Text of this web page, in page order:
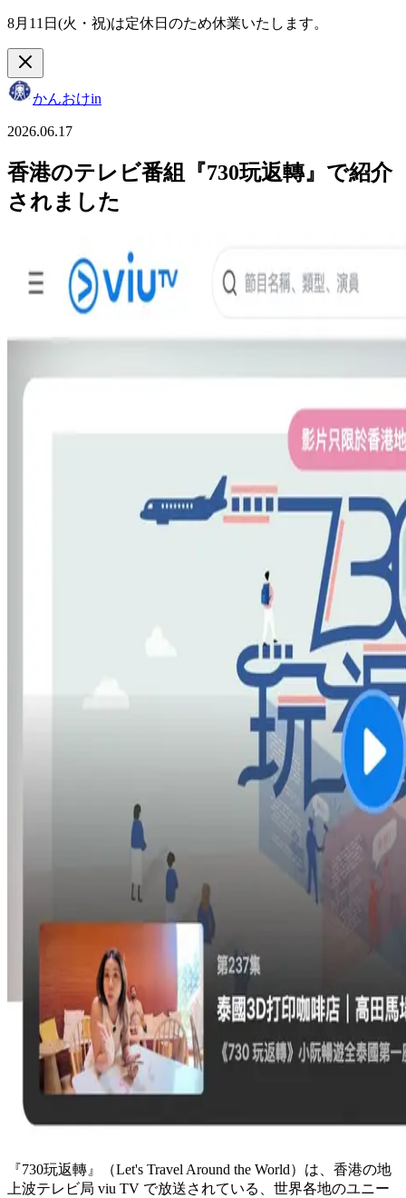
8月11日(火・祝)は定休日のため休業いたします。
かんおけin
2026.06.17
香港のテレビ番組『730玩返轉』で紹介
されました
『730玩返轉』（Let's Travel Around the World）は、香港の地
上波テレビ局 viu TV で放送されている、世界各地のユニー